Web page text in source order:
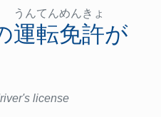
うんてんめんきょ
運転免許が
license